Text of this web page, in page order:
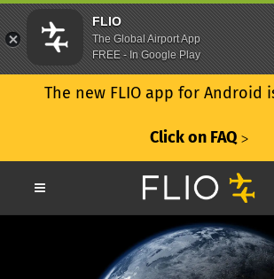
The new FLIO app for Android
Click on FAQ ᐳ
FLIO
The Global Airport App
FREE - In Google Play